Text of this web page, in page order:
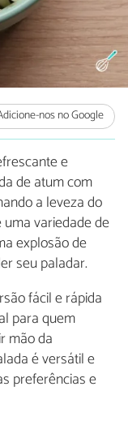
nos no Google
e
de atum com
a leveza do
variedade de
explosão de
seu paladar.
fácil e rápida
para quem
mão da
é versátil e
preferências e